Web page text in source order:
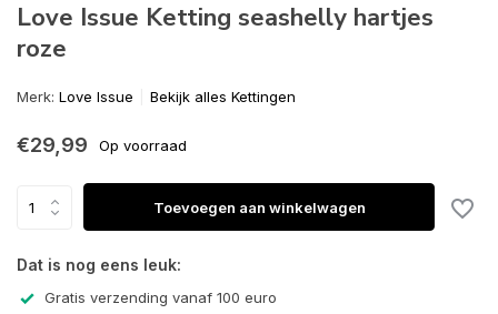
Love Issue Ketting seashelly hartjes
roze
Merk: Love Issue Bekijk alles Kettingen
€29,99 Op voorraad
Toevoegen aan winkelwagen
Dat is nog eens leuk:
Gratis verzending vanaf 100 euro